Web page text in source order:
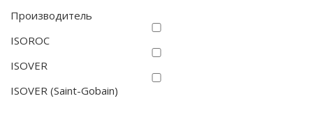
Производитель
ISOROC
ISOVER
ISOVER (Saint-Gobain)